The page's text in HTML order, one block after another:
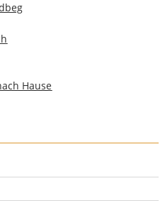
Hause